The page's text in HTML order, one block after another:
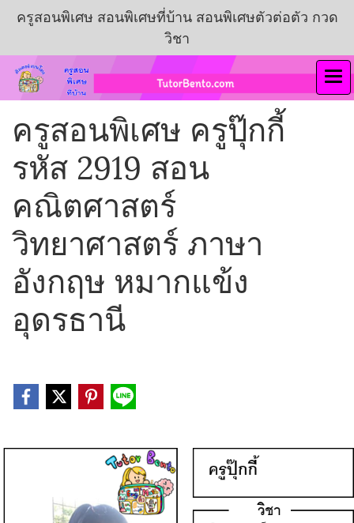
ครูสอนพิเศษ สอนพิเศษที่บ้าน สอนพิเศษตัวต่อตัว กวด
วิชา
ครูสอนพิเศษ ครูปุ๊กกี้
รหัส 2919 สอน
คณิตศาสตร์
วิทยาศาสตร์ ภาษา
อังกฤษ หมากแข้ง
อุดรธานี